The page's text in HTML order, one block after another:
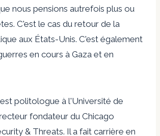
nous pensions autrefois plus ou
C'est le cas du retour de la
aux États-Unis. C'est également
en cours à Gaza et en
politologue à l'Université de
fondateur du Chicago
& Threats. Il a fait carrière en